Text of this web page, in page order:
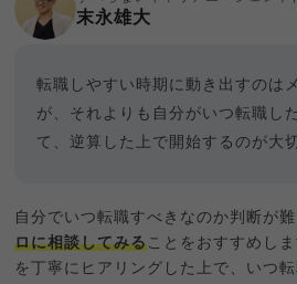
末永雄大
転職しやすい時期に動き出すのは
が、それよりも自分がいつ転職し
て、逆算した上で開始するのが大
自分でいつ転職すべきなのか判断が難
ロに相談してみることをおすすめし
を丁寧にヒアリングした上で、いつ